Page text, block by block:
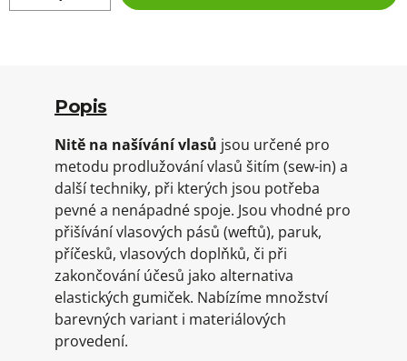
Popis
Nitě na našívání vlasů jsou určené pro
metodu prodlužování vlasů šitím (sew-in) a
další techniky, při kterých jsou potřeba
pevné a nenápadné spoje. Jsou vhodné pro
přišívání vlasových pásů (weftů), paruk,
příčesků, vlasových doplňků, či při
zakončování účesů jako alternativa
elastických gumiček. Nabízíme množství
barevných variant i materiálových
provedení.